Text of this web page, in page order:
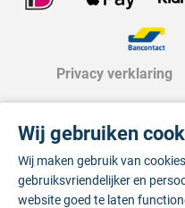
Privacy verklaring
Wij gebruiken
Wij maken gebruik van
gebruiksvriendelijker en
website goed te laten